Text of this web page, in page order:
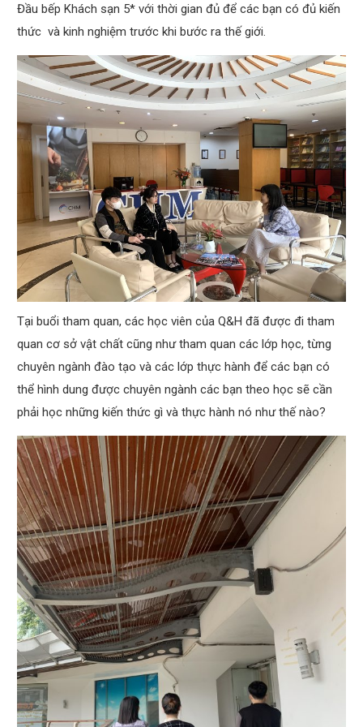
Đầu bếp Khách sạn 5* với thời gian đủ để các bạn có đủ kiến
thức và kinh nghiệm trước khi bước ra thế giới.
Tại buổi tham quan, các học viên của Q&H đã được đi tham
quan cơ sở vật chất cũng như tham quan các lớp học, từng
chuyên ngành đào tạo và các lớp thực hành để các bạn có
thể hình dung được chuyên ngành các bạn theo học sẽ cần
phải học những kiến thức gì và thực hành nó như thế nào?